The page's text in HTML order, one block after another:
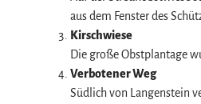
aus dem Fenster des
Kirschwiese
Die große Obstplantage
Verbotener Weg
Südlich von Langenstein